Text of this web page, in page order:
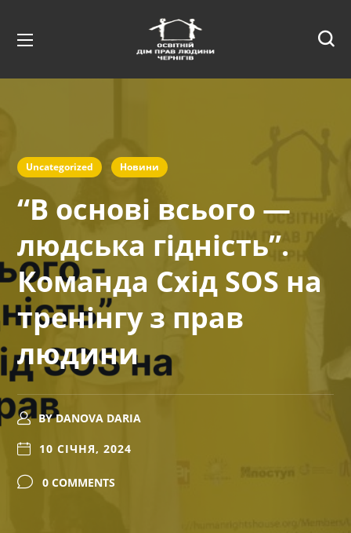
Uncategorized Новини
“В основі всього —
людська гідність”.
Команда Схід SOS на
тренінгу з прав
людини
BYDANOVA DARIA
10 СІЧНЯ, 2024
0 COMMENTS